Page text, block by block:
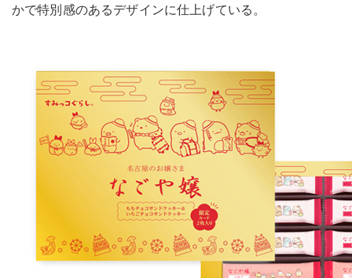
かで特別感のあるデザインに仕上げている。